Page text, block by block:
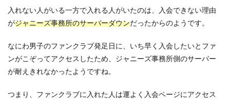
入れない人がいる一方で入れる人がいたのは、入会できない理由
がジャニーズ事務所のサーバーダウンだったからのようです。
なにわ男子のファンクラブ発足日に、いち早く入会したいとファ
ンがこぞってアクセスしたため、ジャニーズ事務所側のサーバー
が耐えきれなかったようですね。
つまり、ファンクラブに入れた人は運よく入会ページにアクセス